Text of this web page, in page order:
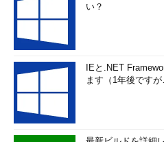
い？
IEと.NET
ます（1年後です